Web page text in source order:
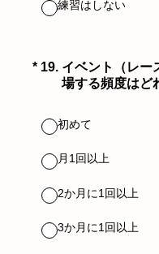
練習はしない
* 19. イベント（レー
場する頻度はど
（必須）
初めて
月1回以上
2か月に1回以上
3か月に1回以上